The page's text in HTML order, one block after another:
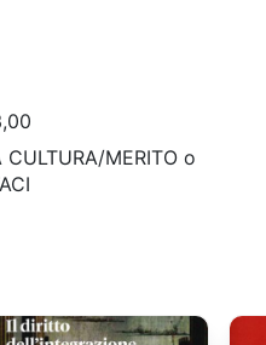
CULTURA/MERITO o